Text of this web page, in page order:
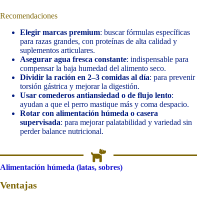
Recomendaciones
Elegir marcas premium: buscar fórmulas específicas
para razas grandes, con proteínas de alta calidad y
suplementos articulares.
Asegurar agua fresca constante: indispensable para
compensar la baja humedad del alimento seco.
Dividir la ración en 2–3 comidas al día: para prevenir
torsión gástrica y mejorar la digestión.
Usar comederos antiansiedad o de flujo lento:
ayudan a que el perro mastique más y coma despacio.
Rotar con alimentación húmeda o casera
supervisada: para mejorar palatabilidad y variedad sin
perder balance nutricional.
Alimentación húmeda (latas, sobres)
Ventajas